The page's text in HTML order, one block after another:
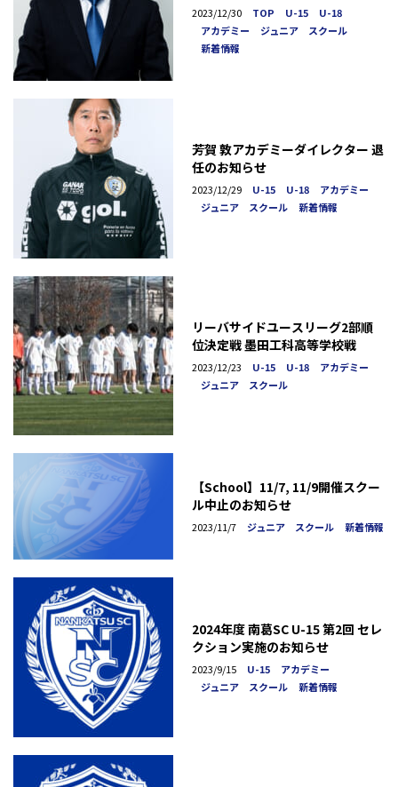
2023/12/30 TOP U-15
U-18
アカデミー
ジュニア スクール
新着情報
芳賀 敦アカデミーダイレクター 退
任のお知らせ
2023/12/29 U-15 U-18
アカデミー
ジュニア スクール
新着情報
リーバサイドユースリーグ2部順
位決定戦 墨田工科高等学校戦
2023/12/23 U-15 U-18
アカデミー
ジュニア スクール
【School】11/7, 11/9開催スクー
ル中止のお知らせ
2023/11/7 ジュニア スクール 新着情報
2024年度 南葛SC U-15 第2回 セレ
クション実施のお知らせ
2023/9/15 U-15
アカデミー
ジュニア スクール
新着情報